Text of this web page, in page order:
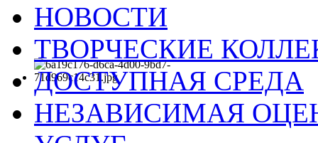
НОВОСТИ
ТВОРЧЕСКИЕ
ДОСТУПНАЯ СРЕДА
НЕЗАВИСИМАЯ